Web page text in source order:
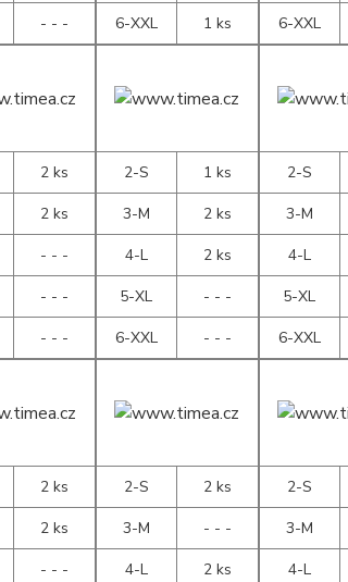
- - -
6-XXL
1 ks
6-XXL
2 ks
2 ks
- - -
- - -
- - -
2-S
1 ks
3-M
2 ks
4-L
2 ks
5-XL
- - -
6-XXL
- - -
2-S
3-M
4-L
5-XL
6-XXL
2 ks
2 ks
- - -
2-S
2 ks
3-M
- - -
4-L
2 ks
2-S
3-M
4-L